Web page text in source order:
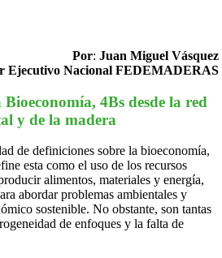
Por: Juan Miguel Vásquez
Ejecutivo Nacional FEDEMADERAS
4Bs desde la red
y de la madera
de definiciones sobre la bioeconomía,
esta como el uso de los recursos
alimentos, materiales y energía,
abordar problemas ambientales y
sostenible. No obstante, son tantas
de enfoques y la falta de